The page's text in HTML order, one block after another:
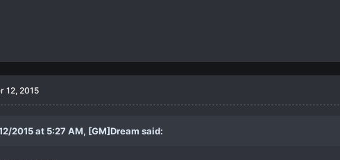
12, 2015
2015 at 5:27 AM, [GM]Dream said: